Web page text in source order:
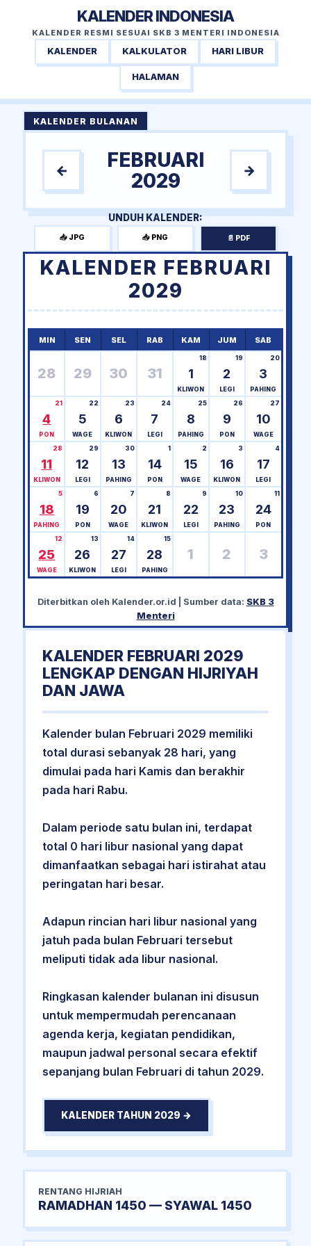
KALENDER INDONESIA
KALENDER RESMI SESUAI SKB 3 MENTERI INDONESIA
KALENDER KALKULATOR HARI LIBUR
HALAMAN
KALENDER BULANAN
←
FEBRUARI
2029
→
UNDUH KALENDER:
📥 JPG 📥 PNG 📄 PDF
KALENDER FEBRUARI
2029
MIN SEN SEL RAB KAM JUM SAB
28 29 30 31 1
18
KLIWON
2
19
LEGI
3
20
PAHING
4
21
PON
5
22
WAGE
6
23
KLIWON
7
24
LEGI
8
25
PAHING
9
26
PON
10
27
WAGE
11
28
KLIWON
12
29
LEGI
13
30
PAHING
14
1
PON
15
2
WAGE
16
3
KLIWON
17
4
LEGI
18
5
PAHING
19
6
PON
20
7
WAGE
21
8
KLIWON
22
9
LEGI
23
10
PAHING
24
11
PON
25
12
WAGE
26
13
KLIWON
27
14
LEGI
28
15
PAHING
1 2 3
Diterbitkan oleh Kalender.or.id | Sumber data: SKB 3
Menteri
KALENDER FEBRUARI 2029
LENGKAP DENGAN HIJRIYAH
DAN JAWA
Kalender bulan Februari 2029 memiliki
total durasi sebanyak 28 hari, yang
dimulai pada hari Kamis dan berakhir
pada hari Rabu.
Dalam periode satu bulan ini, terdapat
total 0 hari libur nasional yang dapat
dimanfaatkan sebagai hari istirahat atau
peringatan hari besar.
Adapun rincian hari libur nasional yang
jatuh pada bulan Februari tersebut
meliputi tidak ada libur nasional.
Ringkasan kalender bulanan ini disusun
untuk mempermudah perencanaan
agenda kerja, kegiatan pendidikan,
maupun jadwal personal secara efektif
sepanjang bulan Februari di tahun 2029.
KALENDER TAHUN 2029 →
RENTANG HIJRIAH
RAMADHAN 1450 — SYAWAL 1450